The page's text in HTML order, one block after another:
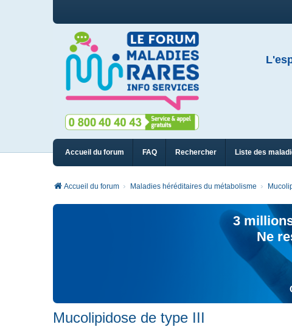
Accueil du forum FAQ Rechercher Liste des
Accueil du forum Maladies héréditaires du métabolisme
3
Ne
Mucolipidose de type III